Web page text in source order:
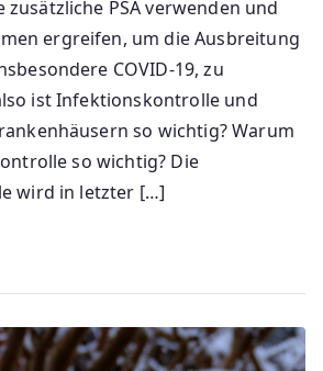
PSA verwenden und
ergreifen, um die Ausbreitung
COVID-19, zu
ist Infektionskontrolle und
so wichtig? Warum
so wichtig? Die
wird in letzter […]